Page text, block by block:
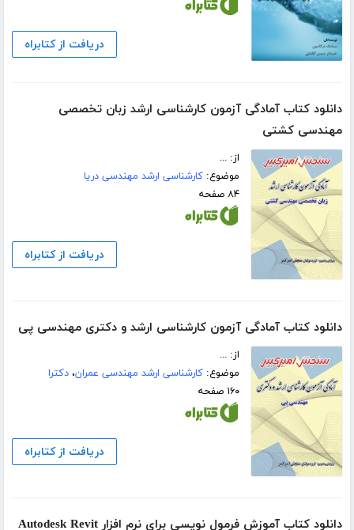
دریافت از کتابراه
دانلود کتاب آمادگی آزمون کارشناسی ارشد زبان تخصصی
مهندسی کشتی
از: ...
موضوع:کارشناسی ارشد مهندسی دریا
۸۴ صفحه
دریافت از کتابراه
دانلود کتاب آمادگی آزمون کارشناسی ارشد و دکتری مهندسی پی
از: ...
موضوع:کارشناسی ارشد مهندسی عمران،دکترا
۱۶۰ صفحه
دریافت از کتابراه
دانلود کتاب آموزش فرمول نویسی برای نرم افزار Autodesk Revit